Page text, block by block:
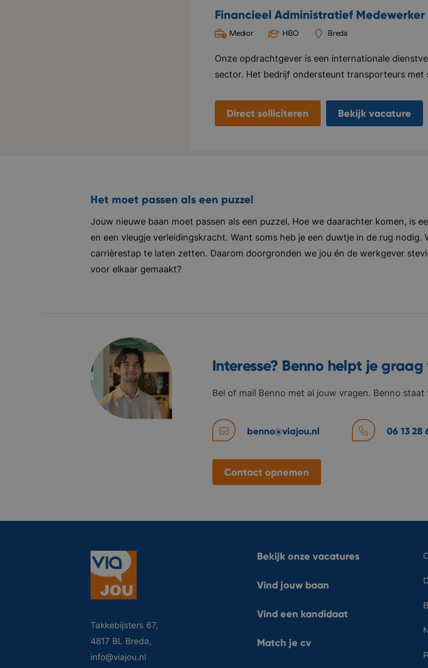
in vijf woorden: Dynamisch, ondernemend,
Financieel Administratief Medewerker
Medior HBO Breda
Onze opdrachtgever is een internationale
sector. Het bedrijf ondersteunt transporteurs
onderscheiden zich door persoonlijke service,
Direct solliciteren Bekijk vacature
Het moet passen als een puzzel
Jouw nieuwe baan moet passen als een puzzel. Hoe we daarachter komen, is
en een vleugje verleidingskracht. Want soms heb je een duwtje in de rug nodig.
carrièrestap te laten zetten. Daarom doorgronden we jou én de werkgever
voor elkaar gemaakt?
Interesse? Benno helpt je graag
Bel of mail Benno met al jouw vragen. Benno
benno@viajou.nl 06 13 28
Contact opnemen
Takkebijsters 67,
4817 BL Breda,
info@viajou.nl
Bekijk onze vacatures
Vind jouw baan
Vind een kandidaat
Match je cv